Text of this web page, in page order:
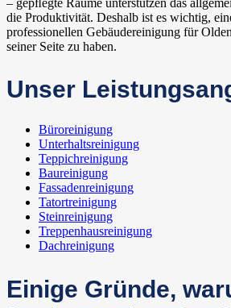
– gepﬂegte Räume unterstützen das
die Produktivität. Deshalb ist es wichtig,
professionellen Gebäudereinigung für
seiner Seite zu haben.
Unser
Büroreinigung
Unterhaltsreinigung
Teppichreinigung
Baureinigung
Fassadenreinigung
Tatortreinigung
Steinreinigung
Treppenhausreinigung
Dachreinigung
Einige Gründe,